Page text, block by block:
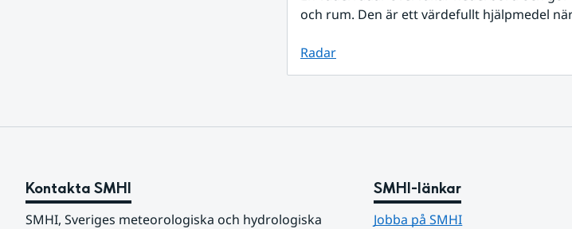
och rum. Den är ett värdefullt hjälpmedel
Radar
Kontakta SMHI
SMHI, Sveriges meteorologiska och hydrologiska
SMHI-länkar
Jobba på SMHI